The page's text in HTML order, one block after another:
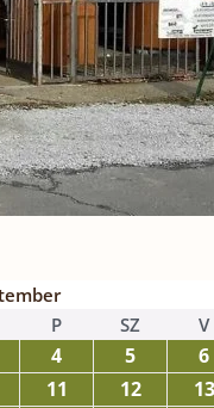
P SZ V
4 5
6
11 12
13